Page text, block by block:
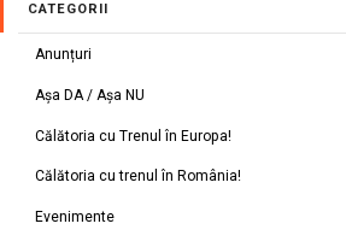
CATEGORII
Anunțuri
Așa DA / Așa NU
Călătoria cu Trenul în Europa!
Călătoria cu trenul în România!
Evenimente